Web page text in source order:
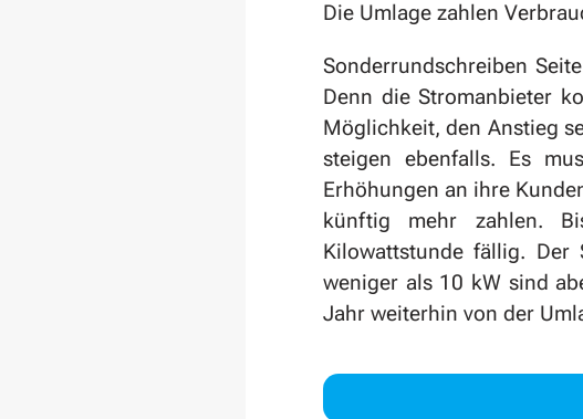
Die Umlage zahlen
Sonderrundschreiben
Denn die Stromanbieter
Möglichkeit, den Anstieg
steigen ebenfalls. Es
Erhöhungen an ihre
künftig mehr zahlen.
Kilowattstunde fällig.
weniger als 10 kW sind
Jahr weiterhin von der